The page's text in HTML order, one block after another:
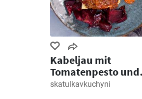
Kabeljau mit
Tomatenpesto und
geröstetem Gemüse
skatulkavkuchyni